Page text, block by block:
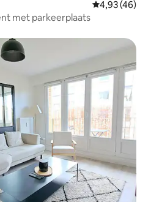
Gemiddelde
4,93 (46)
met parkeerplaats